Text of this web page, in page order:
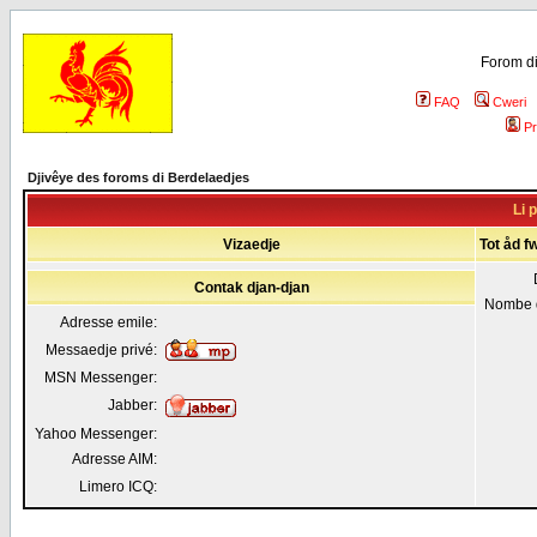
Forom
FAQ
Cweri
Djivêye des foroms di Berdelaedjes
Li
Vizaedje Tot åd
Contak djan-djan
Adresse emile:
Messaedje privé:
MSN Messenger:
Jabber:
Yahoo Messenger:
Adresse AIM:
Limero ICQ: